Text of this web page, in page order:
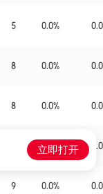
5 0.0% 0.0
8 0.0% 0.0
8 0.0% 0.0
0.0% 0.0
9 0.0% 0.0
立即打开